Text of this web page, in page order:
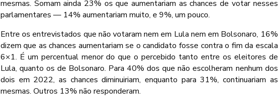
mesmas. Somam ainda 23% os que aumentariam as chances de votar nesses
parlamentares — 14% aumentariam muito, e 9%, um pouco.
Entre os entrevistados que não votaram nem em Lula nem em Bolsonaro, 16%
dizem que as chances aumentariam se o candidato fosse contra o fim da escala
6×1. É um percentual menor do que o percebido tanto entre os eleitores de
Lula, quanto os de Bolsonaro. Para 40% dos que não escolheram nenhum dos
dois em 2022, as chances diminuiriam, enquanto para 31%, continuariam as
mesmas. Outros 13% não responderam.